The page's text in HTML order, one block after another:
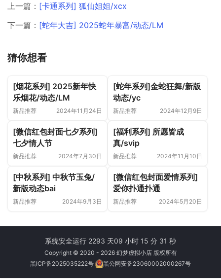
上一篇： [卡通系列] 狐仙姐姐/xcx
下一篇： [蛇年大吉] 2025蛇年暴富/动态/LM
猜你想看
[烟花系列] 2025新年快
乐烟花/动态/LM
新品推荐 2024年11月24日
[蛇年系列]金蛇狂舞/新版
动态/yc
新品推荐 2024年12月9日
[微信红包封面七夕系列]
七夕情人节
新品推荐 2024年7月30日
[福利系列] 所愿皆成
真/svip
新品推荐 2024年11月10日
[中秋系列] 中秋节玉兔/
新版动态bai
新品推荐 2024年9月3日
[微信红包封面爱情系列]
爱你扑通扑通
新品推荐 2024年5月20日
系统安全运行 2293 天09 小时 15 分 31 秒
Copyright © 2020 - 2026 幻梦虚拟小店 版权所有
黑ICP备2025035222号
黑公网安备23060002000267号